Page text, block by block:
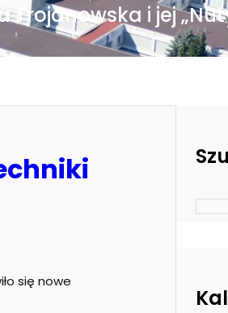
Trojanowska i jej
się nowe